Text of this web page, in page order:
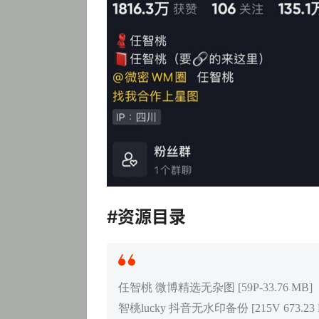
#资源目录
任智桃 微博精选无杂图 [59P-33.76 MB]
智桃lucky 抖音无水印备份 [215V 673.23